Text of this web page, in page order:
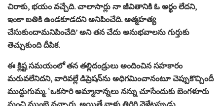
చిరాకు, భయం వచ్చేది. చాలాసార్లు నా జీవితానికి ఓ అర్థం లేదని,
ఇంకా బతికి ఉండకూడదని అనిపించేది. ఆత్మహత్య
చేసుకుందామనిపించేది’ అని తన చేదు అనుభవాలను గుర్తుకు
తెచ్చుకుంది దీపిక.
ఈ క్లిష్ట సమయంలో తన తల్లిదండ్రులు అందించిన సహకారం
మరువలేనిదని, వారివల్లే డిప్రెషన్‌ను అధిగమించానంటూ చెప్పుకొచ్చిందీ
ముద్దుగుమ్మ. ‘ఒకసారి అమ్మానాన్నలు నన్ను చూసేందుకు బెంగళూరు